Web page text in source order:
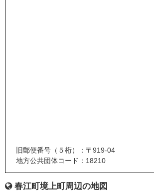
旧郵便番号（５桁）：〒919-04
地方公共団体コード：18210
春江町境上町周辺の地図